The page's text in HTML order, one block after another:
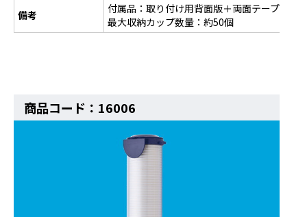
備考
付属品：取り付け用背面版＋両面テープ・ネ
最大収納カップ数量：約50個
商品コード：16006